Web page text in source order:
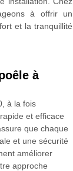
à offrir un
et la tranquillité
à
à la fois
et efficace
que chaque
et une sécurité
améliorer
approche